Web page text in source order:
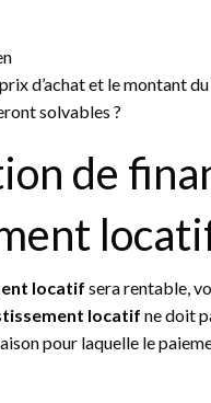
d’achat et le montant
solvables ?
de
locatif sera rentable,
locatif ne doit
pour laquelle le